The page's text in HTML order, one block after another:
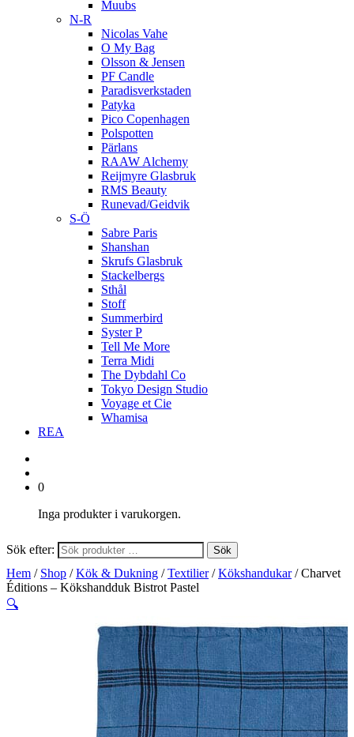
Muubs
N-R
Nicolas Vahe
O My Bag
Olsson & Jensen
PF Candle
Paradisverkstaden
Patyka
Pico Copenhagen
Polspotten
Pärlans
RAAW Alchemy
Reijmyre Glasbruk
RMS Beauty
Runevad/Geidvik
S-Ö
Sabre Paris
Shanshan
Skrufs Glasbruk
Stackelbergs
Sthål
Stoff
Summerbird
Syster P
Tell Me More
Terra Midi
The Dybdahl Co
Tokyo Design Studio
Voyage et Cie
Whamisa
REA
0
Inga produkter i varukorgen.
Sök efter: Sök
Hem / Shop /Kök & Dukning /Textilier/Kökshandukar/ Charvet
Éditions – Kökshandduk Bistrot Pastel
🔍